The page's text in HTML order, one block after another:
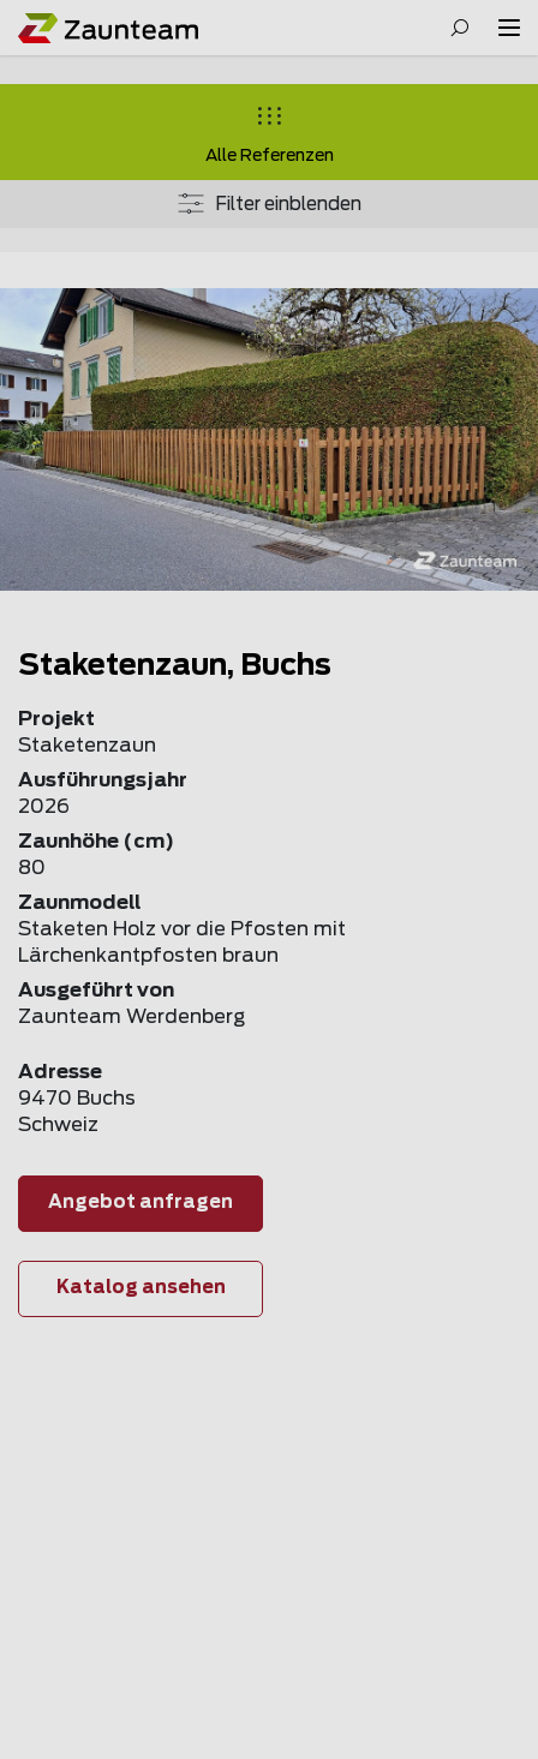
Alle Referenzen
Filter einblenden
Staketenzaun, Buchs
Projekt
Staketenzaun
Ausführungsjahr
2026
Zaunhöhe (cm)
80
Zaunmodell
Staketen Holz vor die Pfosten mit
Lärchenkantpfosten braun
Ausgeführt von
Zaunteam Werdenberg
Adresse
9470 Buchs
Schweiz
Angebot anfragen
Katalog ansehen